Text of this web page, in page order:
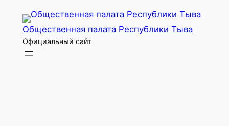
Перейти
содержимому
Общественная палата Республики Тыва
Официальный сайт